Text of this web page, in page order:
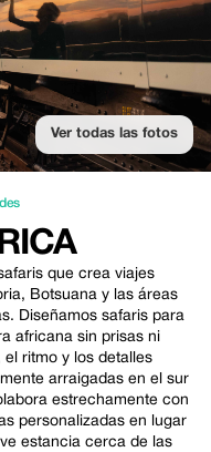
Ver todas las fotos
que crea viajes
Botsuana y las áreas
Diseñamos safaris para
africana sin prisas ni
ritmo y los detalles
arraigadas en el sur
estrechamente con
personalizadas en lugar
estancia cerca de las